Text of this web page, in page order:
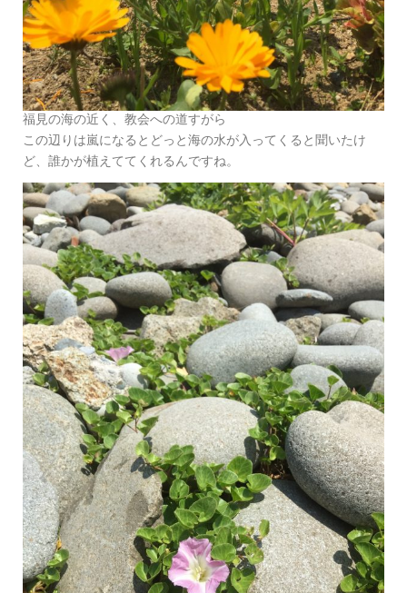
福見の海の近く、教会への道すがら
この辺りは嵐になるとどっと海の水が入ってくると聞いたけ
ど、誰かが植えててくれるんですね。